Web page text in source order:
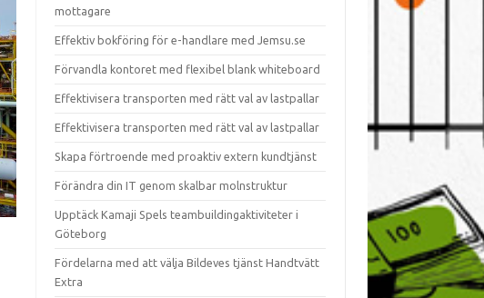
mottagare
Effektiv bokföring för e-handlare med Jemsu.se
Förvandla kontoret med flexibel blank whiteboard
Effektivisera transporten med rätt val av lastpallar
Effektivisera transporten med rätt val av lastpallar
Skapa förtroende med proaktiv extern kundtjänst
Förändra din IT genom skalbar molnstruktur
Upptäck Kamaji Spels teambuildingaktiviteter i
Göteborg
Fördelarna med att välja Bildeves tjänst Handtvätt
Extra